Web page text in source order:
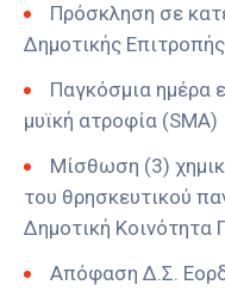
Πρόσκληση σε
Δημοτικής
Παγκόσμια ημέρα
μυϊκή ατροφία (SMA)
Μίσθωση (3)
του θρησκευτικού
Δημοτική Κοινότητα
Απόφαση Δ.Σ.